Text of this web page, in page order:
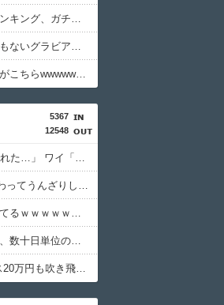
【悲報】今の小学生のなりたい職業ランキング、ガチで終わる
【画像】日テレ女子アナさん、とんでもないグラビアを披露した結果・・・
【画像】富裕層が食べてる「恵方巻」がこちらwwwwwwwwwwwww
5367
12548
積水ハウス「地面師に55億円騙し取られた…」 ワイ「はえーかわいそう…会社滅茶苦茶やろなぁ」
「住信SBI」が「ドコモの銀行」に変わってうんざりしてるやつｗｗｗｗｗｗｗ
【画像】福岡、こんなのが普通に走ってるｗｗｗｗｗｗｗｗｗｗｗｗｗｗｗｗ
体調不良で休んでパチンコ通ってたら、数十日単位の証拠写真撮られて会社クビになった
【悲報】NISA大暴落 一晩でマイナス20万円も吹き飛んだもよう